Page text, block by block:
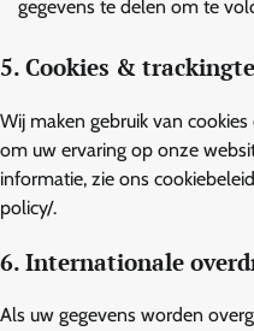
gegevens te delen om te
5. Cookies &
Wij maken gebruik van
om uw ervaring op onze
informatie, zie ons
policy/.
6. Internationale
Als uw gegevens worden